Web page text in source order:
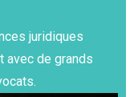
juridiques
avec de grands